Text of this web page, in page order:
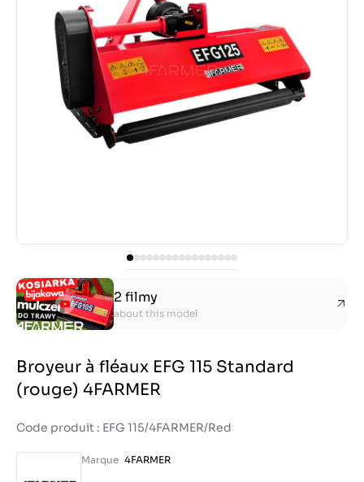
2 filmy
about this model
Broyeur à fléaux EFG 115 Standard
(rouge) 4FARMER
Code produit : EFG 115/4FARMER/Red
Marque 4FARMER